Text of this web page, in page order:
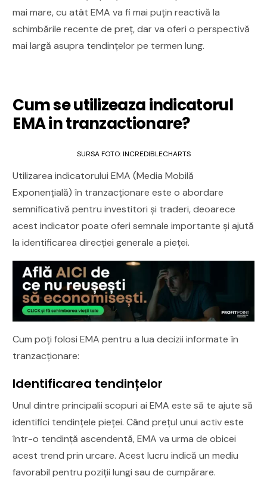
mai mare, cu atât EMA va fi mai puțin reactivă la
schimbările recente de preț, dar va oferi o perspectivă
mai largă asupra tendințelor pe termen lung.
Cum se utilizeaza indicatorul
EMA in tranzactionare?
SURSA FOTO: INCREDIBLECHARTS
Utilizarea indicatorului EMA (Media Mobilă
Exponențială) în tranzacționare este o abordare
semnificativă pentru investitori și traderi, deoarece
acest indicator poate oferi semnale importante și ajută
la identificarea direcției generale a pieței.
Cum poți folosi EMA pentru a lua decizii informate în
tranzacționare:
Identificarea tendințelor
Unul dintre principalii scopuri ai EMA este să te ajute să
identifici tendințele pieței. Când prețul unui activ este
într-o tendință ascendentă, EMA va urma de obicei
acest trend prin urcare. Acest lucru indică un mediu
favorabil pentru poziții lungi sau de cumpărare.